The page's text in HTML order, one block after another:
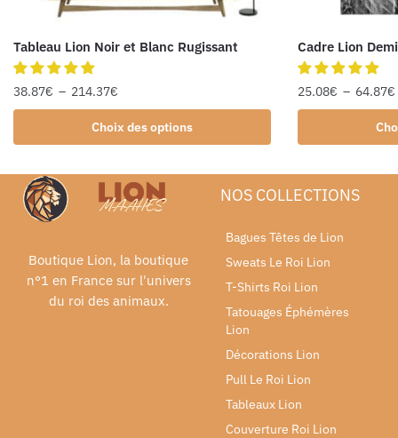
Tableau Lion Noir et Blanc Rugissant
38.87€ – 214.37€
Choix des options
Cadre Lion
25.08€ – 64.87€
Boutique Lion, la boutique
n°1 en France sur l'univers
du roi des animaux.
NOS COLLECTIONS
Bagues Têtes de Lion
Sweats Le Roi Lion
T-Shirts Roi Lion
Tatouages Éphémères
Lion
Décorations Lion
Pull Le Roi Lion
Tableaux Lion
Couverture Roi Lion